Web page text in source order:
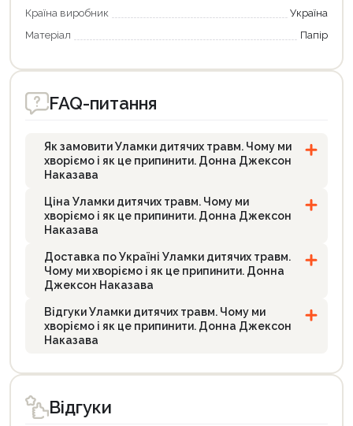
Країна виробник
Україна
Матеріал
Папір
FAQ-питання
Як замовити Уламки дитячих травм. Чому ми
хворіємо і як це припинити. Донна Джексон
Наказава
Ціна Уламки дитячих травм. Чому ми
хворіємо і як це припинити. Донна Джексон
Наказава
Доставка по Україні Уламки дитячих травм.
Чому ми хворіємо і як це припинити. Донна
Джексон Наказава
Відгуки Уламки дитячих травм. Чому ми
хворіємо і як це припинити. Донна Джексон
Наказава
Відгуки